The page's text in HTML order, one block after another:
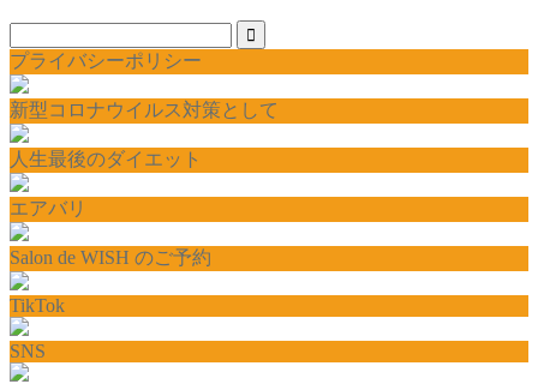
プライバシーポリシー
新型コロナウイルス対策として
人生最後のダイエット
エアバリ
Salon de WISH のご予約
TikTok
SNS